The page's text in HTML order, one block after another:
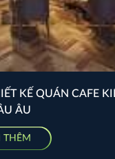
KẾ QUÁN CAFE
ÂU
THÊM